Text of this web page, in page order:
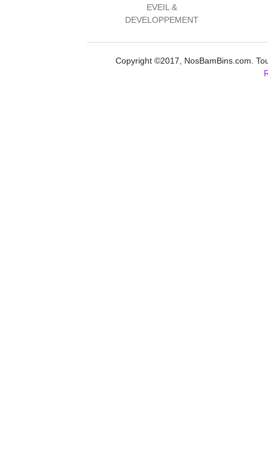
EVEIL &
DEVELOPPEMENT
Copyright ©2017, NosBamBins.com.